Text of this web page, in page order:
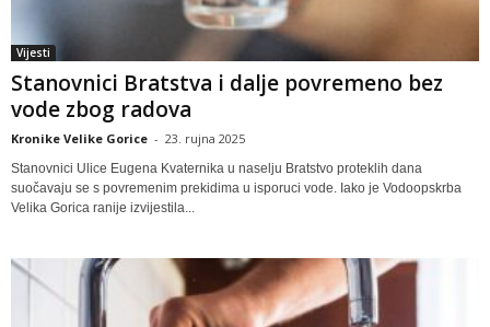
Vijesti
Stanovnici Bratstva i dalje povremeno bez
vode zbog radova
Kronike Velike Gorice - 23. rujna 2025
Stanovnici Ulice Eugena Kvaternika u naselju Bratstvo proteklih dana
suočavaju se s povremenim prekidima u isporuci vode. Iako je Vodoopskrba
Velika Gorica ranije izvijestila...